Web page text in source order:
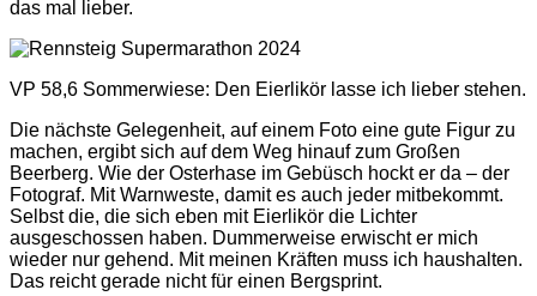
das mal lieber.
VP 58,6 Sommerwiese: Den Eierlikör lasse ich lieber stehen.
Die nächste Gelegenheit, auf einem Foto eine gute Figur zu
machen, ergibt sich auf dem Weg hinauf zum Großen
Beerberg. Wie der Osterhase im Gebüsch hockt er da – der
Fotograf. Mit Warnweste, damit es auch jeder mitbekommt.
Selbst die, die sich eben mit Eierlikör die Lichter
ausgeschossen haben. Dummerweise erwischt er mich
wieder nur gehend. Mit meinen Kräften muss ich haushalten.
Das reicht gerade nicht für einen Bergsprint.